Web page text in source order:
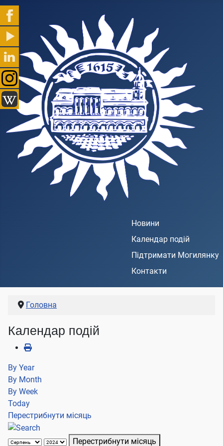
Новини
Календар подій
Підтримати Могилянку
Контакти
Головна
Календар подій
By Year
By Month
By Week
Today
Перестрибнути місяць
Перестрибнути місяць